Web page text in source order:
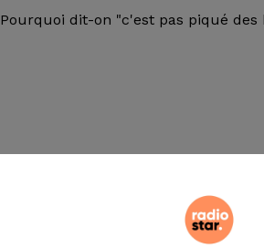
Pourquoi dit-on "c'est pas piqué des